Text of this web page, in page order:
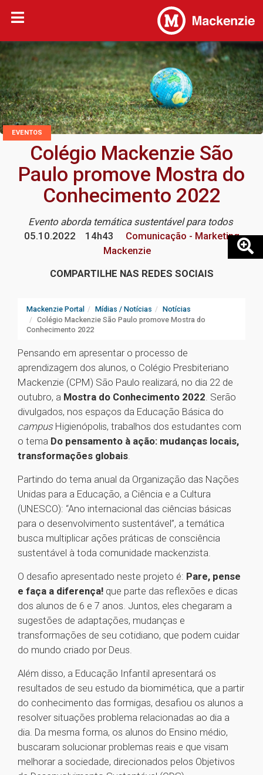
EVENTOS
Colégio Mackenzie São
Paulo promove Mostra do
Conhecimento 2022
Evento aborda temática sustentável para todos
05.10.2022
14h43
Comunicação - Marketing
Mackenzie
COMPARTILHE NAS REDES SOCIAIS
Mackenzie Portal Mídias / Notícias
Notícias
Colégio Mackenzie São Paulo promove Mostra do
Conhecimento 2022
Pensando em apresentar o processo de
aprendizagem dos alunos, o Colégio Presbiteriano
Mackenzie (CPM) São Paulo realizará, no dia 22 de
outubro, a Mostra do Conhecimento 2022. Serão
divulgados, nos espaços da Educação Básica do
campus Higienópolis, trabalhos dos estudantes com
o tema Do pensamento à ação: mudanças locais,
transformações globais.
Partindo do tema anual da Organização das Nações
Unidas para a Educação, a Ciência e a Cultura
(UNESCO): “Ano internacional das ciências básicas
para o desenvolvimento sustentável”, a temática
busca multiplicar ações práticas de consciência
sustentável à toda comunidade mackenzista.
O desafio apresentado neste projeto é: Pare, pense
e faça a diferença! que parte das reflexões e dicas
dos alunos de 6 e 7 anos. Juntos, eles chegaram a
sugestões de adaptações, mudanças e
transformações de seu cotidiano, que podem cuidar
do mundo criado por Deus.
Além disso, a Educação Infantil apresentará os
resultados de seu estudo da biomimética, que a partir
do conhecimento das formigas, desafiou os alunos a
resolver situações problema relacionadas ao dia a
dia. Da mesma forma, os alunos do Ensino médio,
buscaram solucionar problemas reais e que visam
melhorar a sociedade, direcionados pelos Objetivos